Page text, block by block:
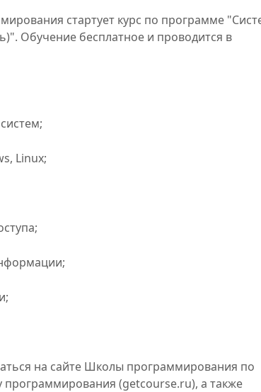
стартует курс по программе
Обучение бесплатное и проводится в
Linux;
на сайте Школы программирования по
программирования (getcourse.ru), а также